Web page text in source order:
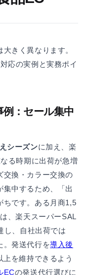
きく異なります。
応の実例と実務ポイ
：セール集中
シーズンに加え、楽
る時期に出荷が急増
交換・カラー交換の
中するため、「出
ちです。ある月商1,5
、楽天スーパーSAL
し、自社出荷では
。発送代行を導入後
を維持できるよう
ECの発送代行選びに